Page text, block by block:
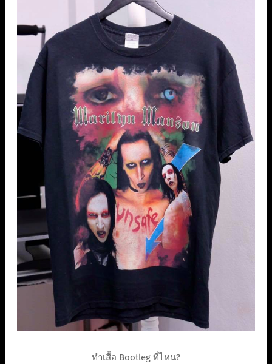
ทำเสื้อ Bootleg ที่ไหน?